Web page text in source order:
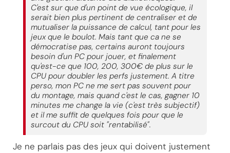
C'est sur que d'un point de vue écologique, il
serait bien plus pertinent de centraliser et de
mutualiser la puissance de calcul, tant pour les
jeux que le boulot. Mais tant que ca ne se
démocratise pas, certains auront toujours
besoin d'un PC pour jouer, et finalement
qu'est-ce que 100, 200, 300€ de plus sur le
CPU pour doubler les perfs justement. A titre
perso, mon PC ne me sert pas souvent pour
du montage, mais quand c'est le cas, gagner 10
minutes me change la vie (c'est très subjectif)
et il me suffit de quelques fois pour que le
surcout du CPU soit "rentabilisé".
Je ne parlais pas des jeux qui doivent justement